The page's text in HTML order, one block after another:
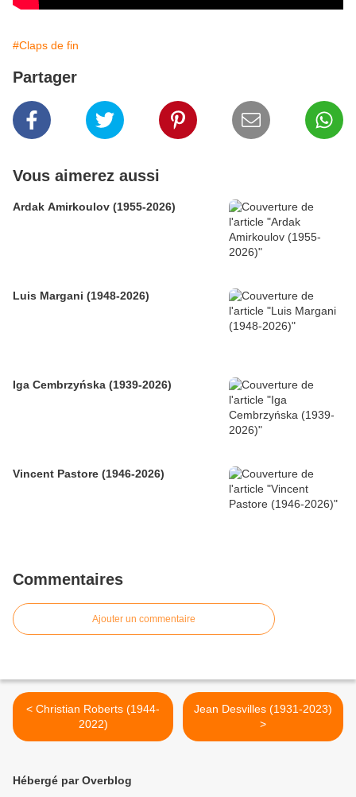
#Claps de fin
Partager
Vous aimerez aussi
Ardak Amirkoulov (1955-2026)
Luis Margani (1948-2026)
Iga Cembrzyńska (1939-2026)
Vincent Pastore (1946-2026)
Commentaires
Ajouter un commentaire
< Christian Roberts (1944-
2022)
Jean Desvilles (1931-2023)
>
Hébergé par Overblog